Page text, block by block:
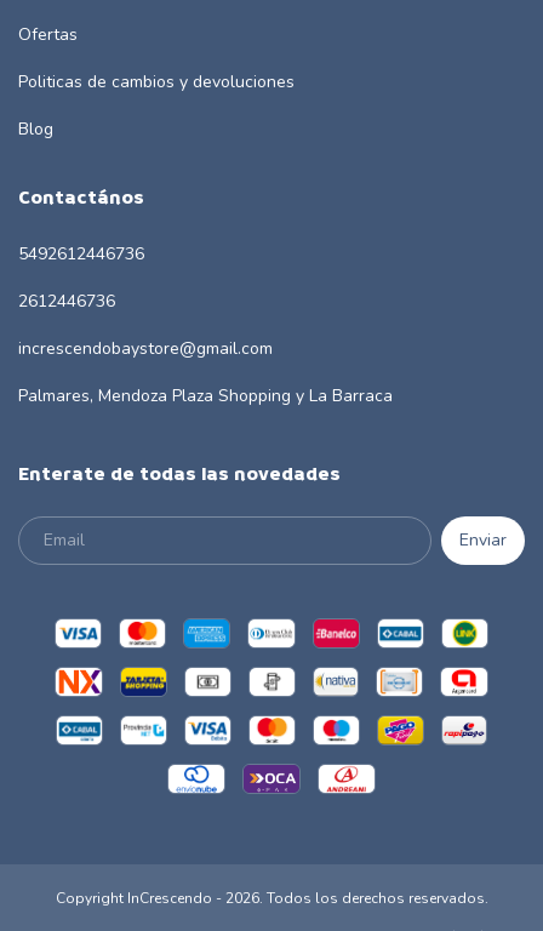
Ofertas
Politicas de cambios y devoluciones
Blog
Contactános
5492612446736
2612446736
increscendobaystore@gmail.com
Palmares, Mendoza Plaza Shopping y La Barraca
Enterate de todas las novedades
Copyright InCrescendo - 2026. Todos los derechos reservados.